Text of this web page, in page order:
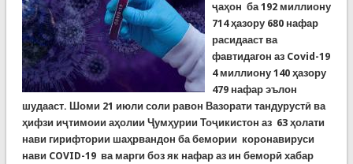
ҷаҳон ба 192 миллиону
714 ҳазору 680 нафар
расидааст ва
фавтидагон аз Covid-19
4 миллиону 140 ҳазору
479 нафар эълон
шудааст. Шоми 21 июли соли равон Вазорати тандурустӣ ва
ҳифзи иҷтимоии аҳолии Ҷумҳурии Тоҷикистон аз 63 ҳолати
нави гирифтории шаҳрвандон ба бемории коронавируси
нави COVID-19 ва марги боз як нафар аз ин беморӣ хабар